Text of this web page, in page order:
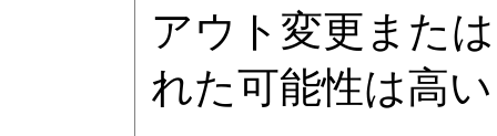
アウト変更また
れた可能性は高